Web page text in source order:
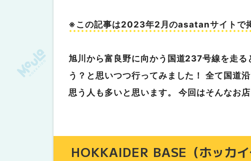
※この記事は2023年2月のasatanサイトで
旭川から富良野に向かう国道237号線を走
う？と思いつつ行ってみました！ 全て国道
思う人も多いと思います。 今回はそんなお店
HOKKAIDER BASE（ホッカイ